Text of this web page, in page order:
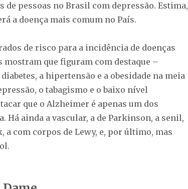
de pessoas no Brasil com depressão. Estima,
a doença mais comum no País.
de risco para a incidência de doenças
mostram que figuram com destaque –
a hipertensão e a obesidade na meia
o tabagismo e o baixo nível
que o Alzheimer é apenas um dos
Há ainda a vascular, a de Parkinson, a senil,
a com corpos de Lewy, e, por último, mas